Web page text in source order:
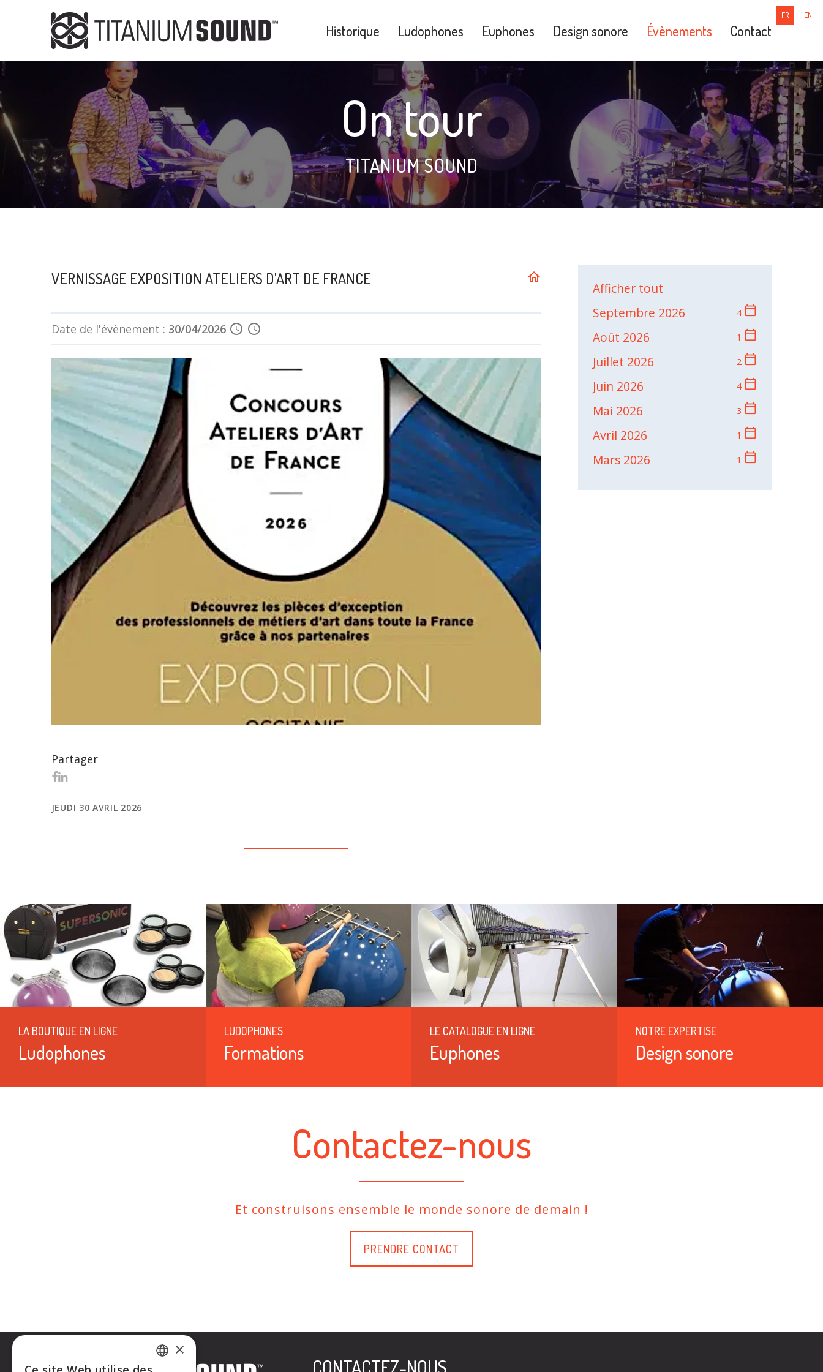
FR EN
Historique Ludophones Euphones Design sonore Évènements Contact
On tour
TITANIUM SOUND
home
VERNISSAGE EXPOSITION ATELIERS D'ART DE FRANCE
Date de l'évènement : 30/04/2026 schedule schedule
Partager
JEUDI 30 AVRIL 2026
Afficher tout
Septembre 2026
4 calendar_today
Août 2026 1 calendar_today
Juillet 2026 2 calendar_today
Juin 2026 4 calendar_today
Mai 2026 3 calendar_today
Avril 2026 1 calendar_today
Mars 2026 1 calendar_today
LA BOUTIQUE EN LIGNE
Ludophones
LUDOPHONES
Formations
LE CATALOGUE EN LIGNE
Euphones
NOTRE EXPERTISE
Design sonore
Contactez-nous
Et construisons ensemble le monde sonore de demain !
PRENDRE CONTACT
CONTACTEZ-NOUS
×